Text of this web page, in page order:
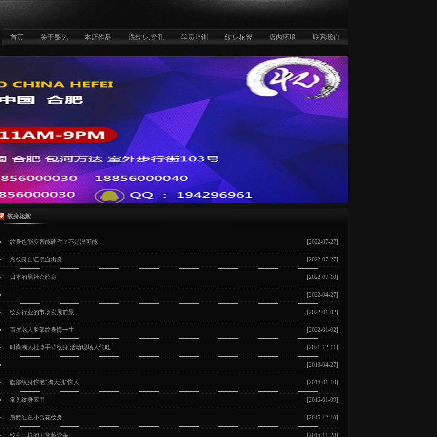
首页 关于墨忆 本店作品 洗纹身,穿孔 学员培训 纹身花絮 店内环境 联系我们
纹身花絮
纹身也能变智能硬件？不是没可能 [2022-07-27]
秀纹身自证混血出身 [2022-07-27]
日本的黑社会纹身 [2022-07-10]
[2022-04-27]
纹身行业的市场发展前景 [2022-01-02]
百岁老人脸部纹身悔一生 [2022-01-02]
时尚潮人杜淳手背纹身 活动现场人气旺 [2021-12-11]
[2018-04-27]
腹部纹身惊艳“胸大肌”惊人 [2016-01-10]
常见纹身应用 [2016-01-09]
后脖红色小雪花纹身 [2015-12-10]
纹身一样的可穿戴设备 [2015-11-28]